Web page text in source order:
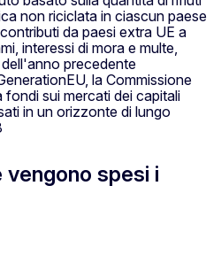
non riciclata in ciascun paese
da paesi extra UE a
interessi di mora e multe,
precedente
la Commissione
fondi sui mercati dei capitali
in un orizzonte di lungo
spesi i